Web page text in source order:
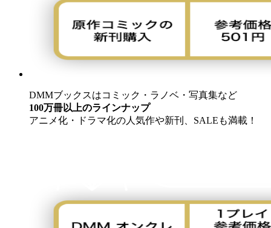
DMMブックスはコミック・ラノベ・写真集など
100万冊以上のラインナップ
アニメ化・ドラマ化の人気作や新刊、SALEも満載！